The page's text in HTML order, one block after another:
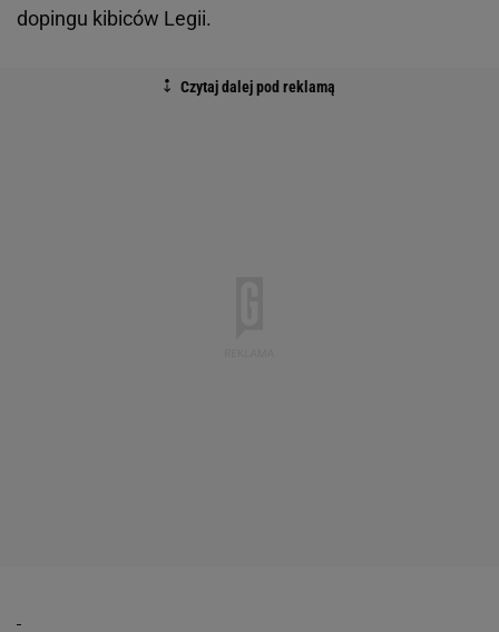
dopingu kibiców Legii.